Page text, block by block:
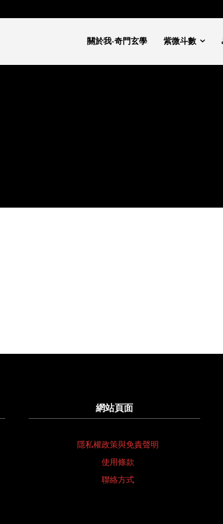
關於我-奇門玄學 紫微斗數
網站頁面
隱私權政策與免責聲明
使用條款
聯絡方式